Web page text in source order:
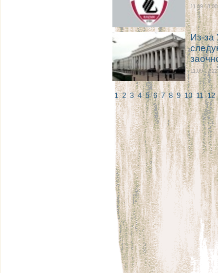
11.09 18:00
Из-за
11.09 17:22
12345678 9101112